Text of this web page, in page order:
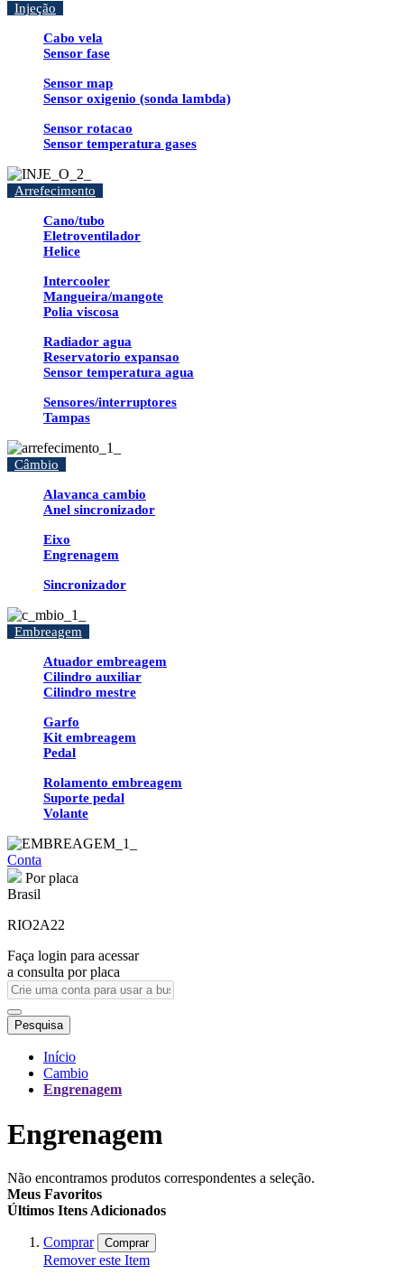
Injeção
Cabo vela
Sensor fase
Sensor map
Sensor oxigenio (sonda lambda)
Sensor rotacao
Sensor temperatura gases
Arrefecimento
Cano/tubo
Eletroventilador
Helice
Intercooler
Mangueira/mangote
Polia viscosa
Radiador agua
Reservatorio expansao
Sensor temperatura agua
Sensores/interruptores
Tampas
Câmbio
Alavanca cambio
Anel sincronizador
Eixo
Engrenagem
Sincronizador
Embreagem
Atuador embreagem
Cilindro auxiliar
Cilindro mestre
Garfo
Kit embreagem
Pedal
Rolamento embreagem
Suporte pedal
Volante
Conta
Por placa
Brasil
RIO2A22
Faça login para acessar
a consulta por placa
Pesquisa
Início
Cambio
Engrenagem
Engrenagem
Não encontramos produtos correspondentes a seleção.
Meus Favoritos
Últimos Itens Adicionados
Comprar Comprar
Remover este Item